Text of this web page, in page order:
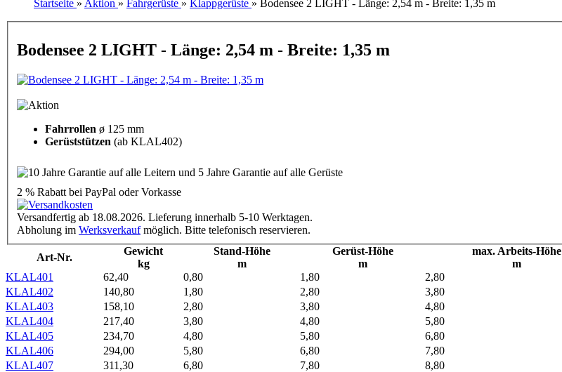
Startseite » Aktion » Fahrgerüste » Klappgerüste » Bodensee 2 LIGHT - Länge: 2,54 m - Breite: 1,35 m
Bodensee 2 LIGHT - Länge: 2,54 m - Breite: 1,35 m
Fahrrollen ø 125 mm
Gerüststützen (ab KLAL402)
2 % Rabatt bei PayPal oder Vorkasse
Versandfertig ab 18.08.2026. Lieferung innerhalb 5-10 Werktagen.
Abholung im Werksverkaufmöglich. Bitte telefonisch reservieren.
Art-Nr.
Gewicht
kg
Stand-Höhe
m
Gerüst-Höhe
m
max. Arbeits-Höhe
m
KLAL401
62,40 0,80 1,80 2,80
KLAL402
140,80 1,80 2,80 3,80
KLAL403
158,10 2,80 3,80 4,80
KLAL404
217,40 3,80 4,80 5,80
KLAL405
234,70 4,80 5,80 6,80
KLAL406
294,00 5,80 6,80 7,80
KLAL407
311,30 6,80 7,80 8,80